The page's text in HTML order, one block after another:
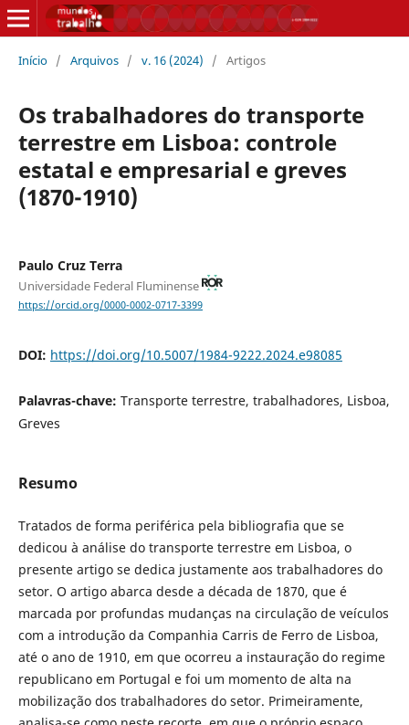
Início / Arquivos / v. 16 (2024) / Artigos
Os trabalhadores do transporte
terrestre em Lisboa: controle
estatal e empresarial e greves
(1870-1910)
Paulo Cruz Terra
Universidade Federal Fluminense
https://orcid.org/0000-0002-0717-3399
DOI: https://doi.org/10.5007/1984-9222.2024.e98085
Palavras-chave: Transporte terrestre, trabalhadores, Lisboa,
Greves
Resumo
Tratados de forma periférica pela bibliografia que se
dedicou à análise do transporte terrestre em Lisboa, o
presente artigo se dedica justamente aos trabalhadores do
setor. O artigo abarca desde a década de 1870, que é
marcada por profundas mudanças na circulação de veículos
com a introdução da Companhia Carris de Ferro de Lisboa,
até o ano de 1910, em que ocorreu a instauração do regime
republicano em Portugal e foi um momento de alta na
mobilização dos trabalhadores do setor. Primeiramente,